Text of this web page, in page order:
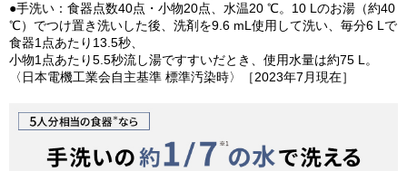
●手洗い：食器点数40点・小物20点、水温20 ℃。10 Lのお湯（約40
℃）でつけ置き洗いした後、洗剤を9.6 mL使用して洗い、毎分6 Lで
食器1点あたり13.5秒、
小物1点あたり5.5秒流し湯ですすいだとき、使用水量は約75 L。
〈日本電機工業会自主基準 標準汚染時〉［2023年7月現在］